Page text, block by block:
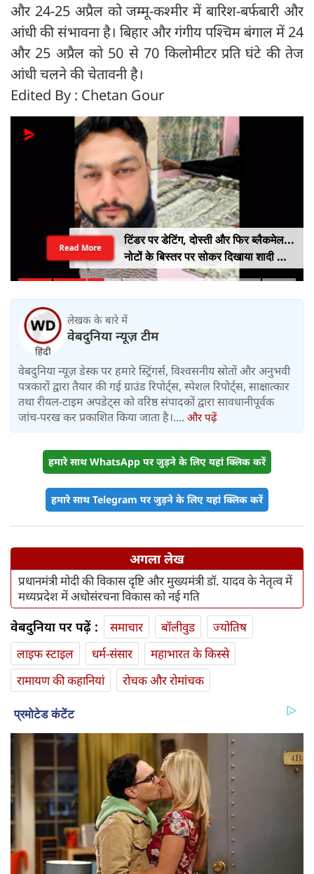
और 24-25 अप्रैल को जम्मू-कश्मीर में बारिश-बर्फबारी और
आंधी की संभावना है। बिहार और गंगीय पश्चिम बंगाल में 24
और 25 अप्रैल को 50 से 70 किलोमीटर प्रति घंटे की तेज
आंधी चलने की चेतावनी है।
Edited By : Chetan Gour
टिंडर पर डेटिंग, दोस्ती और फिर ब्लैकमेल...
नोटों के बिस्तर पर सोकर दिखाया शादी का
सपना, लूट लिए 6 करोड़ रुपए
Read More
लेखक के बारे में
वेबदुनिया न्यूज़ टीम
वेबदुनिया न्यूज़ डेस्क पर हमारे स्ट्रिंगर्स, विश्वसनीय स्रोतों और अनुभवी
पत्रकारों द्वारा तैयार की गई ग्राउंड रिपोर्ट्स, स्पेशल रिपोर्ट्स, साक्षात्कार
तथा रीयल-टाइम अपडेट्स को वरिष्ठ संपादकों द्वारा सावधानीपूर्वक
जांच-परख कर प्रकाशित किया जाता है।.... और पढ़ें
हमारे साथ WhatsApp पर जुड़ने के लिए यहां क्लिक करें
हमारे साथ Telegram पर जुड़ने के लिए यहां क्लिक करें
अगला लेख
प्रधानमंत्री मोदी की विकास दृष्टि और मुख्यमंत्री डॉ. यादव के नेतृत्व में
मध्यप्रदेश में अधोसंरचना विकास को नई गति
वेबदुनिया पर पढ़ें : समाचार बॉलीवुड
ज्योतिष
लाइफ स्‍टाइल
धर्म-संसार
महाभारत के किस्से
रामायण की कहानियां
रोचक और रोमांचक